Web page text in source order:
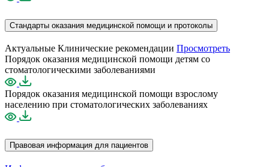
Стандарты оказания медицинской помощи и протоколы
Актуальные Клинические рекомендации Просмотреть
Порядок оказания медицинской помощи детям со
стоматологическими заболеваниями
Порядок оказания медицинской помощи взрослому
населению при стоматологических заболеваниях
Правовая информация для пациентов